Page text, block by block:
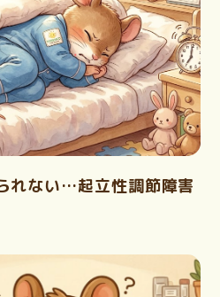
れない…起立性調節障害